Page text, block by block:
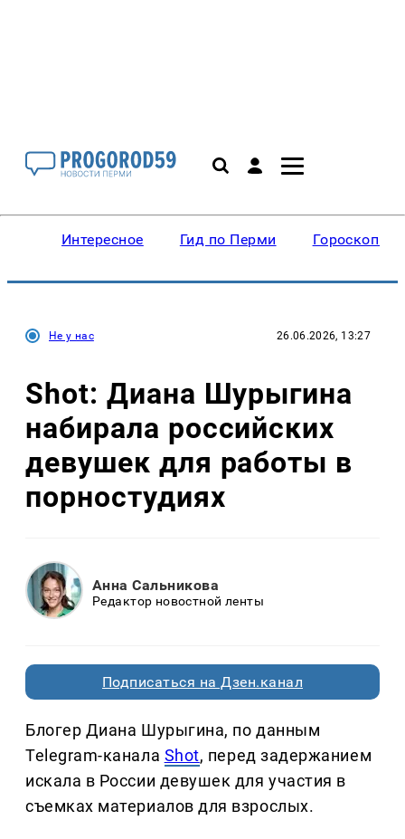
Интересное Гид по Перми Гороскопы
Не у нас 26.06.2026, 13:27
Shot: Диана Шурыгина
набирала российских
девушек для работы в
порностудиях
Анна Сальникова
Редактор новостной ленты
Подписаться на Дзен.канал
Блогер Диана Шурыгина, по данным
Telegram-канала Shot, перед задержанием
искала в России девушек для участия в
съемках материалов для взрослых.